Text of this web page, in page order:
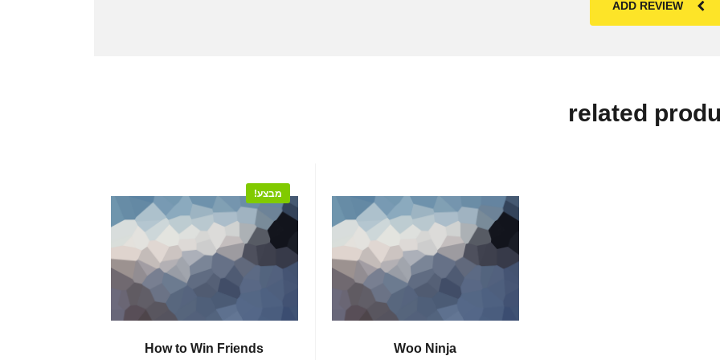
ADD REVIEW
related
מבצע!
How to Win Friends Woo Ninja